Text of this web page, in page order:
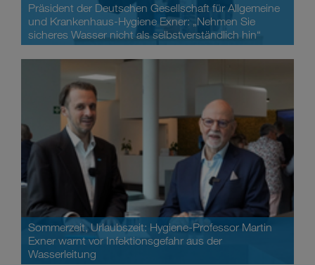
Präsident der Deutschen Gesellschaft für Allgemeine
und Krankenhaus-Hygiene Exner: „Nehmen Sie
sicheres Wasser nicht als selbstverständlich hin“
Sommerzeit, Urlaubszeit: Hygiene-Professor Martin
Exner warnt vor Infektionsgefahr aus der
Wasserleitung